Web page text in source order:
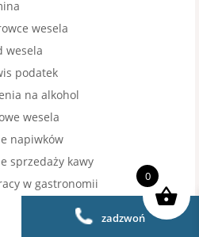
wesela
wesela
podatek
na alkohol
wesela
napiwków
sprzedaży kawy
w gastronomii
w restauracji
stawka VAT
zadzwoń
0